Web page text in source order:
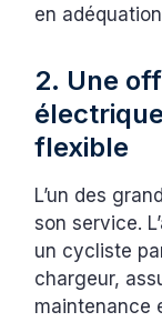
en
2. Une
flexible
L’un des
son service.
un cycliste
chargeur,
maintenance